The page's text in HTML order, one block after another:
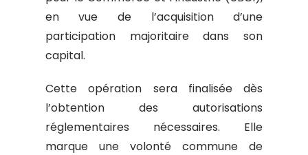
en vue de l’acquisition d’une
participation majoritaire dans son
capital.
Cette opération sera finalisée dès
l’obtention des autorisations
réglementaires nécessaires. Elle
marque une volonté commune de